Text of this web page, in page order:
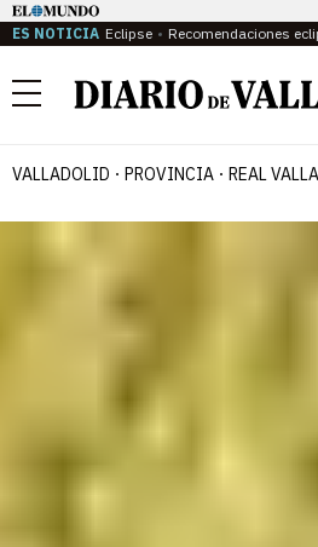
ES NOTICIA Eclipse Recomendaciones
Menú
VALLADOLID PROVINCIA REAL